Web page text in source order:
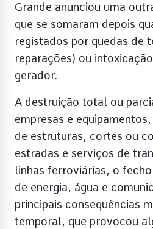
Grande anunciou uma
que se somaram depois
registados por quedas de
reparações) ou
gerador.
A destruição total ou
empresas e
de estruturas, cortes ou
estradas e serviços de
linhas ferroviárias, o
de energia, água e
principais consequências
temporal, que provocou